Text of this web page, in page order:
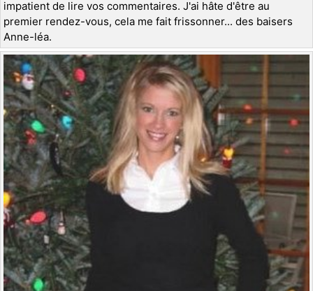
impatient de lire vos commentaires. J'ai hâte d'être au
premier rendez-vous, cela me fait frissonner... des baisers
Anne-léa.